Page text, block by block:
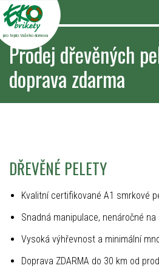
pro teplo Vašeho domova
Prodej dřevěných
doprava zdarma
DŘEVĚNÉ PELETY
Kvalitní certifikované A1 smrkové
Snadná manipulace, nenáročné
Vysoká výhřevnost a minimální
Doprava ZDARMA do 30 km od